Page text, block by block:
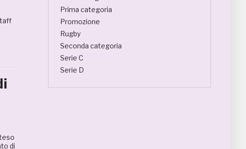
di
Prima categoria
Promozione
Rugby
Seconda categoria
Serie C
Serie D